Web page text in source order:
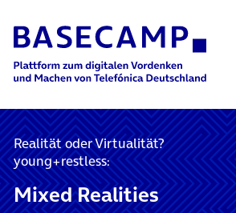
Main Navigation
Realität oder Virtualität?
young+restless:
Mixed Realities